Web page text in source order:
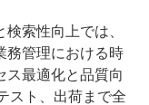
索性向上では、
務管理における時
ス最適化と品質向
スト、出荷まで全